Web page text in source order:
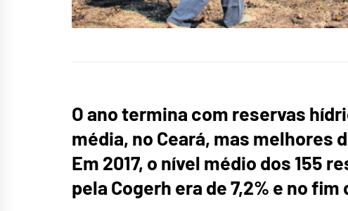
O ano termina com reservas
média, no Ceará, mas melhores
Em 2017, o nível médio dos 155
pela Cogerh era de 7,2% e no fim